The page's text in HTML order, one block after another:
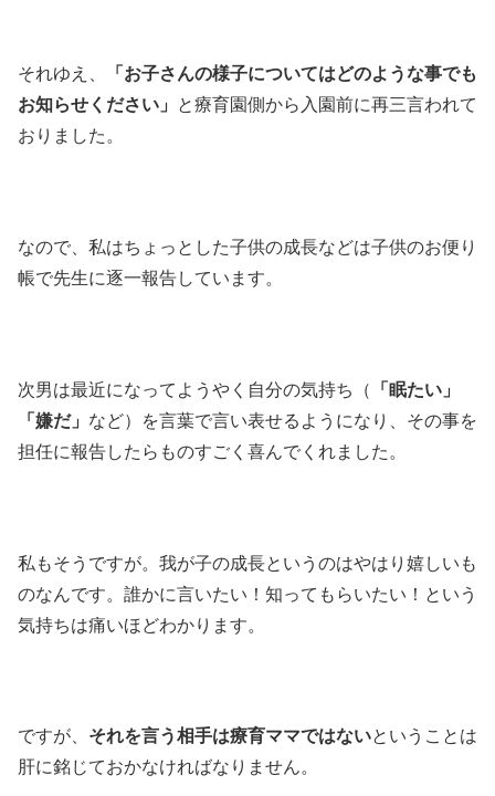
それゆえ、
「お子さんの様子についてはどのような事でも
お知らせください」
と療育園側から入園前に再三言われて
おりました。
なので、私はちょっとした子供の成長などは子供のお便り
帳で先生に逐一報告しています。
次男は最近になってようやく自分の気持ち（
「眠たい」
「嫌だ」 など）を言葉で言い表せるようになり、その事を
担任に報告したらものすごく喜んでくれました。
私もそうですが。我が子の成長というのはやはり嬉しいも
のなんです。誰かに言いたい！知ってもらいたい！という
気持ちは痛いほどわかります。
ですが、 それを言う相手は療育ママではないということは
肝に銘じておかなければなりません。